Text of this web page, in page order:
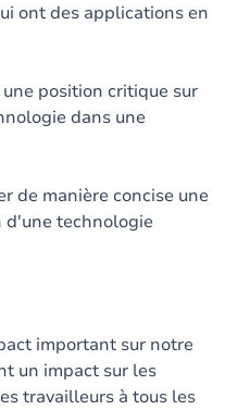
ont des applications en
position critique sur
dans une
de manière concise une
technologie
important sur notre
un impact sur les
travailleurs à tous les